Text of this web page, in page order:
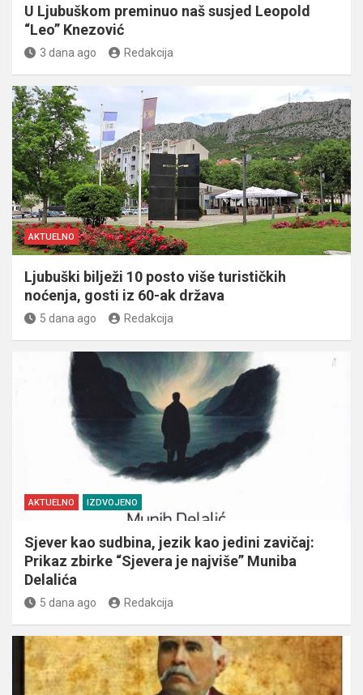
U Ljubuškom preminuo naš susjed Leopold
“Leo” Knezović
3 dana ago Redakcija
AKTUELNO
Ljubuški bilježi 10 posto više turističkih
noćenja, gosti iz 60-ak država
5 dana ago Redakcija
AKTUELNO IZDVOJENO
Sjever kao sudbina, jezik kao jedini zavičaj:
Prikaz zbirke “Sjevera je najviše” Muniba
Delalića
5 dana ago Redakcija